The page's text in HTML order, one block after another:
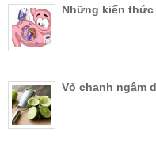
Những kiến thức
Vỏ chanh ngâm